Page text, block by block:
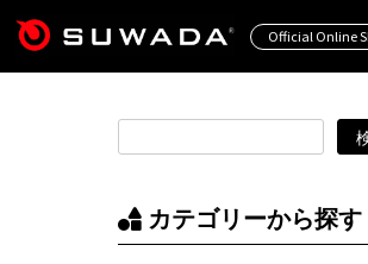
Official Online
カテゴリーから探す